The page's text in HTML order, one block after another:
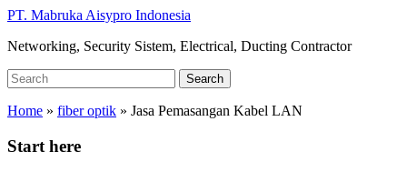
Skip
main
PT. Mabruka Aisypro Indonesia
Networking, Security Sistem, Electrical, Ducting Contractor
Search
for:
Search
Home » fiber optik » Jasa Pemasangan Kabel LAN
Start here